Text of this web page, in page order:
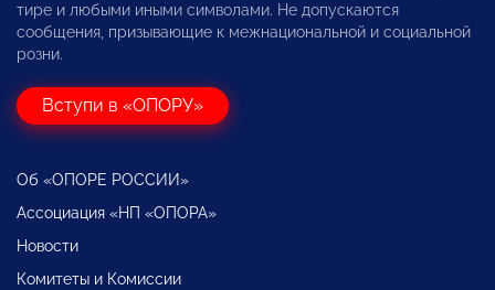
тире и любыми иными символами. Не допускаются
сообщения, призывающие к межнациональной и социальной
розни.
Вступи в «ОПОРУ»
Об «ОПОРЕ РОССИИ»
Ассоциация «НП «ОПОРА»
Новости
Комитеты и Комиссии